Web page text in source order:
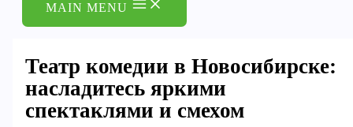
MAIN MENU
Театр комедии в Новосибирске:
насладитесь яркими
спектаклями и смехом